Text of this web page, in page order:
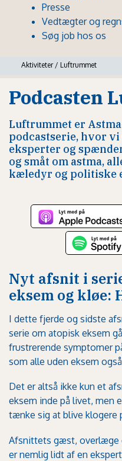
Presse
Vedtægter og
Søg job hos os
Aktiviteter / Luftrummet
Podcasten
Luftrummet er
podcastserie, hvor
eksperter og
og småt om astma,
kæledyr og politiske
Nyt afsnit i
eksem og kløe:
I dette fjerde og sidste
serie om atopisk eksem
frustrerende symptomer
som alle uden eksem
Det er altså ikke kun et
eksem inde på livet, men
tænke sig at blive klogere
Afsnittets gæst, overlæge
er nemlig lidt af en